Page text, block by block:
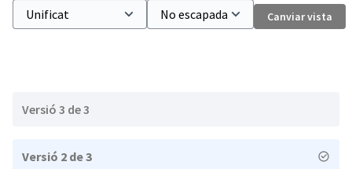
Canviar vista
Versió 3 de 3
Versió 2 de 3